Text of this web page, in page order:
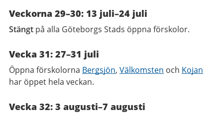
Veckorna 29–30: 13 juli–24 juli
Stängt på alla Göteborgs Stads öppna förskolor.
Vecka 31: 27–31 juli
Öppna förskolorna Bergsjön, Välkomsten och Kojan
har öppet hela veckan.
Vecka 32: 3 augusti–7 augusti